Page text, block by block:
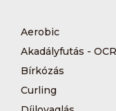
Aerobic
Akadályfutás - OCR
Bírkózás
Curling